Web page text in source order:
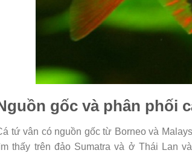
gốc và phân phối
tứ vân có nguồn gốc từ Borneo và
thấy trên đảo Sumatra và ở Thái Lan